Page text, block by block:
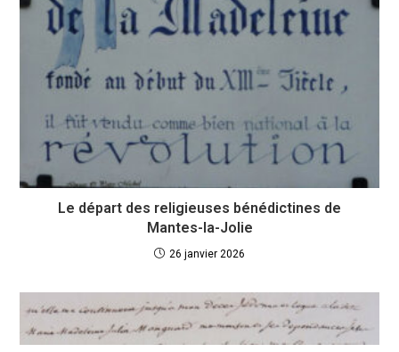
Le départ des religieuses bénédictines de
Mantes-la-Jolie
26 janvier 2026